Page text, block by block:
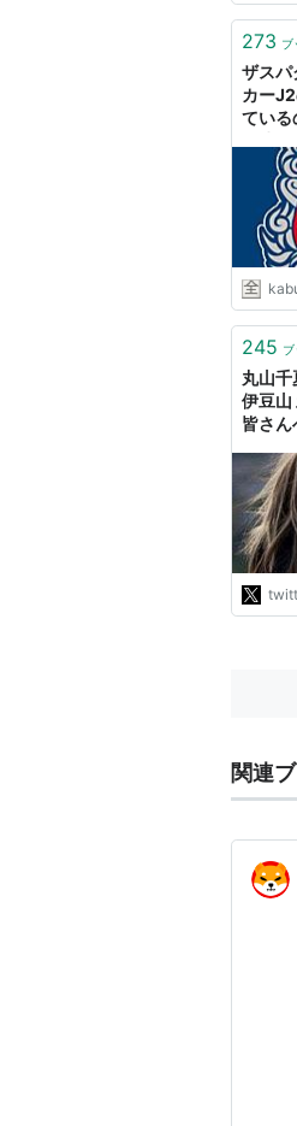
ードを
された
273 ブ
ザスパ
カー
ている
245
丸山
伊豆山
皆さ
ティ
など
てほし
みに貸
を手に
ら仲間
関連